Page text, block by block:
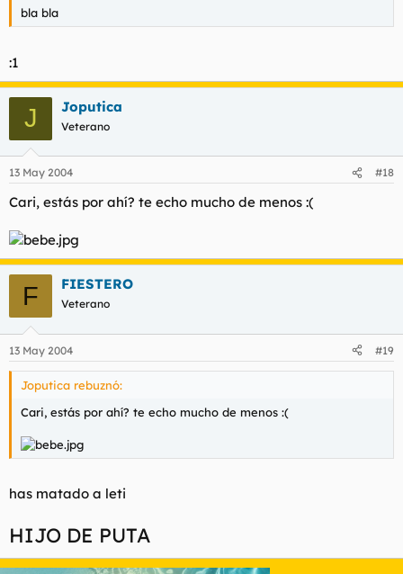
bla bla
:1
J Joputica
Veterano
13 May 2004 #18
Cari, estás por ahí? te echo mucho de menos :(
F FIESTERO
Veterano
13 May 2004 #19
Joputica rebuznó:
Cari, estás por ahí? te echo mucho de menos :(
has matado a leti
HIJO DE PUTA